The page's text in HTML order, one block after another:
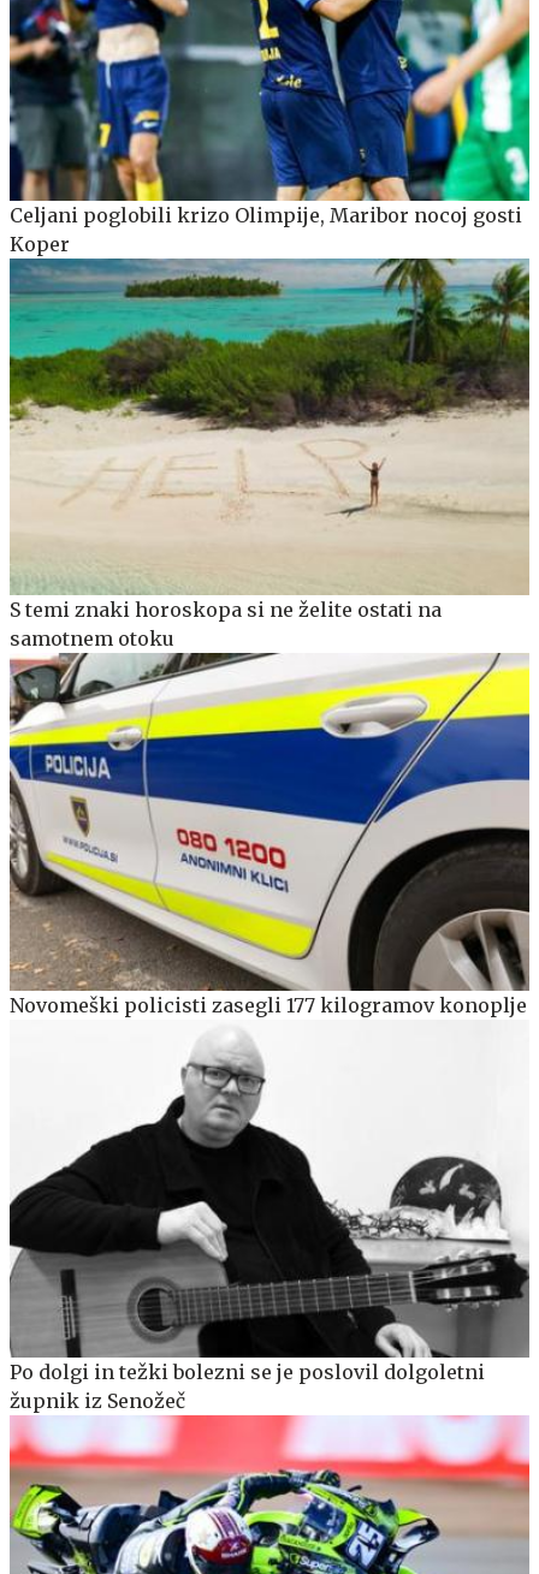
Celjani poglobili krizo Olimpije, Maribor nocoj gosti
Koper
S temi znaki horoskopa si ne želite ostati na
samotnem otoku
Novomeški policisti zasegli 177 kilogramov konoplje
Po dolgi in težki bolezni se je poslovil dolgoletni
župnik iz Senožeč